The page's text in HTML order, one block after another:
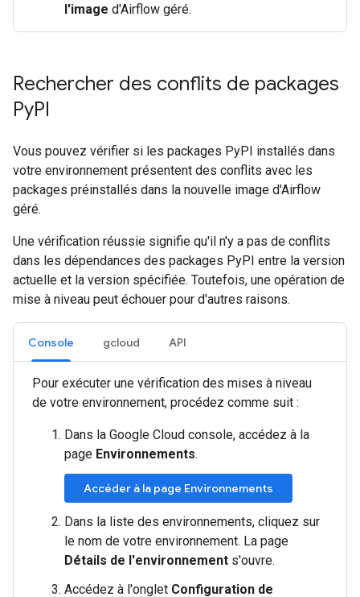
l'image d'Airflow géré.
Rechercher des conflits de packages
PyPI
Vous pouvez vérifier si les packages PyPI installés dans
votre environnement présentent des conflits avec les
packages préinstallés dans la nouvelle image d'Airflow
géré.
Une vérification réussie signifie qu'il n'y a pas de conflits
dans les dépendances des packages PyPI entre la version
actuelle et la version spécifiée. Toutefois, une opération de
mise à niveau peut échouer pour d'autres raisons.
Console gcloud API
Pour exécuter une vérification des mises à niveau
de votre environnement, procédez comme suit :
Dans la Google Cloud console, accédez à la
page Environnements.
Accéder à la page Environnements
Dans la liste des environnements, cliquez sur
le nom de votre environnement. La page
Détails de l'environnement s'ouvre.
Accédez à l'onglet Configuration de